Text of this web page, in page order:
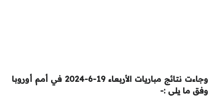
وجاءت نتائج مباريات الأربعاء 19-6-2024 في أمم أوروبا
وفق ما يلي :-